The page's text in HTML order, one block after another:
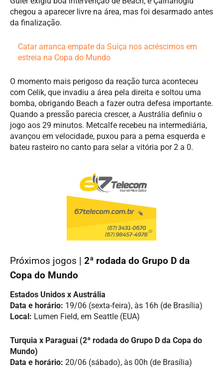
chegou a aparecer livre na área, mas foi desarmado antes
da finalização.
Catar arranca empate da Suíça nos acréscimos em
estreia na Copa do Mundo
O momento mais perigoso da reação turca aconteceu
com Celik, que invadiu a área pela direita e soltou uma
bomba, obrigando Beach a fazer outra defesa importante.
Quando a pressão parecia crescer, a Austrália definiu o
jogo aos 29 minutos. Metcalfe recebeu na intermediária,
avançou em velocidade, puxou para a perna esquerda e
bateu rasteiro no canto para selar a vitória por 2 a 0.
Próximos jogos | 2ª rodada do Grupo D da
Copa do Mundo
Estados Unidos x Austrália
Data e horário: 19/06 (sexta-feira), às 16h (de Brasília)
Local: Lumen Field, em Seattle (EUA)
Turquia x Paraguai (2ª rodada do Grupo D da Copa do
Mundo)
Data e horário: 20/06 (sábado), às 00h (de Brasília)